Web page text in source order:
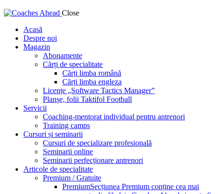
Close
Acasă
Despre noi
Magazin
Abonamente
Cărți de specialitate
Cărți limba română
Cărți limba engleza
Licențe „Software Tactics Manager”
Planșe, folii Taktifol Football
Servicii
Coaching-mentorat individual pentru antrenori
Training camps
Cursuri și seminarii
Cursuri de specializare profesională
Seminarii online
Seminarii perfecționare antrenori
Articole de specialitate
Premium / Gratuite
PremiumSecțiunea Premium conține cea mai